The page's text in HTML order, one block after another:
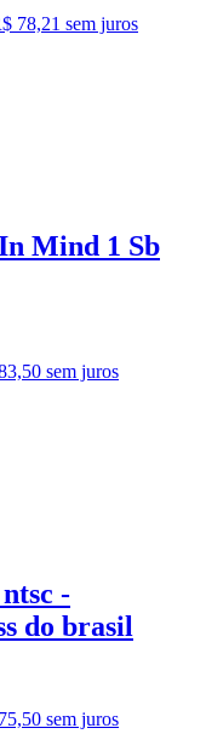
78,21 sem juros
Mind 1 Sb
sem juros
-
do brasil
sem juros